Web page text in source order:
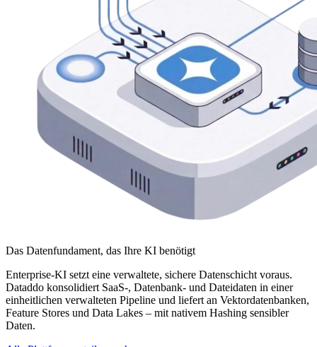
Das Datenfundament, das Ihre KI benötigt
Enterprise-KI setzt eine verwaltete, sichere Datenschicht voraus.
Dataddo konsolidiert SaaS-, Datenbank- und Dateidaten in einer
einheitlichen verwalteten Pipeline und liefert an Vektordatenbanken,
Feature Stores und Data Lakes – mit nativem Hashing sensibler
Daten.